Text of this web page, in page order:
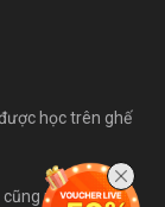
học trên ghế
như bài viết